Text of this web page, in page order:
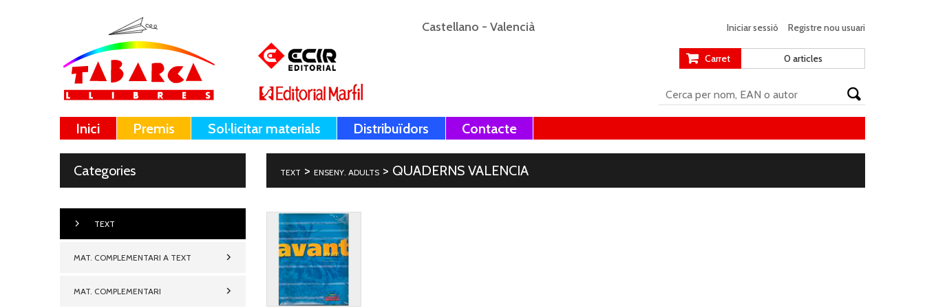
Castellano - Valencià Iniciar sessió Registre nou usuari
Carret 0 articles
Inici Premis Sol·licitar materials Distribuïdors Contacte
Categories
TEXT
MAT. COMPLEMENTARI A TEXT
MAT. COMPLEMENTARI
TEXT >ENSENY. ADULTS > QUADERNS VALENCIA